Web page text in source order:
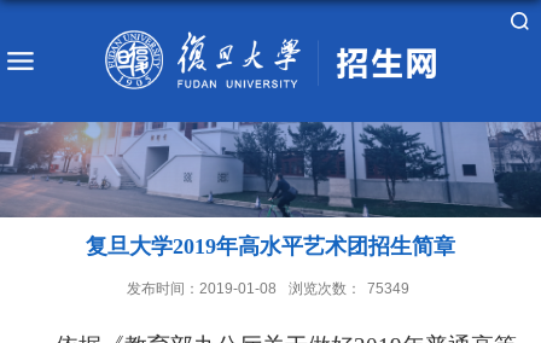
复旦大学2019年高水平艺术团招生简章
发布时间：2019-01-08 浏览次数： 75349